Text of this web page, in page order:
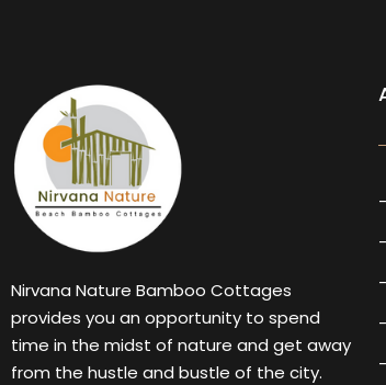
Nirvana Nature Bamboo Cottages
provides you an opportunity to spend
time in the midst of nature and get away
from the hustle and bustle of the city.